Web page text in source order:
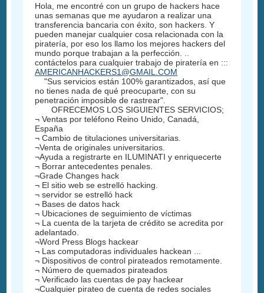
Hola, me encontré con un grupo de hackers hace
unas semanas que me ayudaron a realizar una
transferencia bancaria con éxito, son hackers. Y
pueden manejar cualquier cosa relacionada con la
piratería, por eso los llamo los mejores hackers del
mundo porque trabajan a la perfección. ..
contáctelos para cualquier trabajo de piratería en :::
AMERICANHACKERS1@GMAIL.COM
"Sus servicios están 100% garantizados, así que
no tienes nada de qué preocuparte, con su
penetración imposible de rastrear".
OFRECEMOS LOS SIGUIENTES SERVICIOS;
¬ Ventas por teléfono Reino Unido, Canadá,
España
¬ Cambio de titulaciones universitarias.
¬Venta de originales universitarios.
¬Ayuda a registrarte en ILUMINATI y enriquecerte
¬ Borrar antecedentes penales.
¬Grade Changes hack
¬ El sitio web se estrelló hacking.
¬ servidor se estrelló hack
¬ Bases de datos hack
¬ Ubicaciones de seguimiento de víctimas
¬ La cuenta de la tarjeta de crédito se acredita por
adelantado.
¬Word Press Blogs hackear
¬ Las computadoras individuales hackean ...
¬ Dispositivos de control pirateados remotamente.
¬ Número de quemados pirateados
¬ Verificado las cuentas de pay hackear
¬Cualquier pirateo de cuenta de redes sociales